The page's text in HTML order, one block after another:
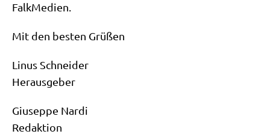
FalkMedien.
Mit den besten Grüßen
Linus Schnei­der
Herausgeber
Giu­sep­pe Nardi
Redaktion